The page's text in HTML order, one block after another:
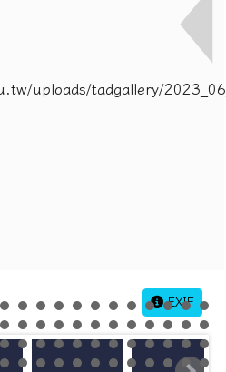
EXIF